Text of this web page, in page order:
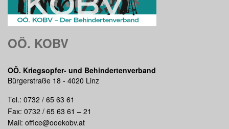
OÖ. KOBV
OÖ. Kriegsopfer- und Behindertenverband
Bürgerstraße 18 - 4020 Linz
Tel.: 0732 / 65 63 61
Fax: 0732 / 65 63 61 – 21
Mail: office@ooekobv.at